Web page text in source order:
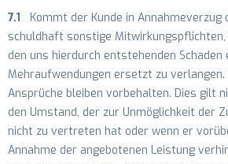
7.1 Kommt der Kunde in
schuldhaft sonstige
den uns hierdurch entstehenden
Mehraufwendungen ersetzt zu verlangen.
Ansprüche bleiben vorbehalten. Dies gilt
den Umstand, der zur Unmöglichkeit der
nicht zu vertreten hat oder wenn er
Annahme der angebotenen Leistung